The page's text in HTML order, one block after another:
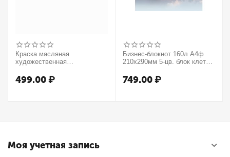
Краска масляная
художественная
37мл, туба, оранжевый
499.00₽
Бизнес-блокнот 160л А4ф
210х290мм 5-цв. блок клетка
мат.ламин. -В моменте
749.00₽
Моя учетная запись